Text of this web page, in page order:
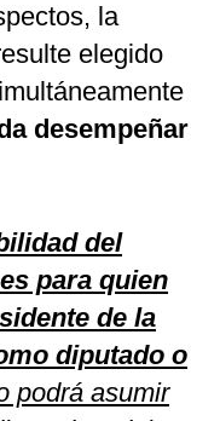
la
elegido
desempeñar
del
para quien
de la
diputado o
podrá asumir